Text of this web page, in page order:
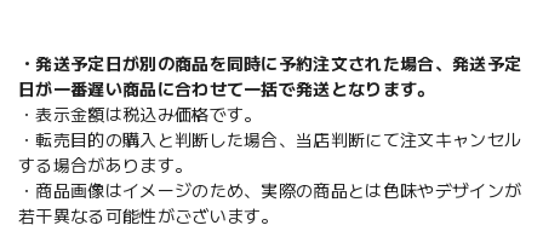
・発送予定日が別の商品を同時に予約注文された場合、発送予定
日が一番遅い商品に合わせて一括で発送となります。
・表示金額は税込み価格です。
・転売目的の購入と判断した場合、当店判断にて注文キャンセル
する場合があります。
・商品画像はイメージのため、実際の商品とは色味やデザインが
若干異なる可能性がございます。